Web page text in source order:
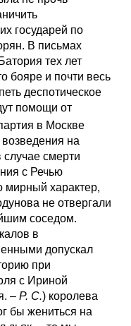
государей по
В письмах
тех лет
бояре и почти весь
деспотическое
помощи от
в Москве
на
смерти
с Речью
мирный характер,
не отвергали
соседом.
в
допускал
при
с Ириной
– Р. С.) королева
бы жениться на